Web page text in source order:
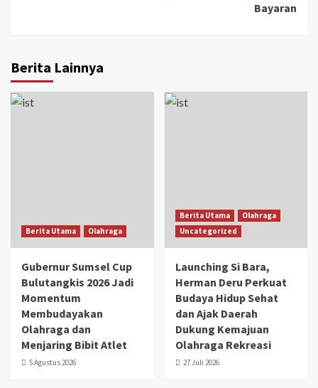
Bayaran
Berita Lainnya
Berita Utama Olahraga
Gubernur Sumsel Cup
Bulutangkis 2026 Jadi
Momentum
Membudayakan
Olahraga dan
Menjaring Bibit Atlet
5 Agustus 2026
Berita Utama
Olahraga
Uncategorized
Launching Si Bara,
Herman Deru Perkuat
Budaya Hidup Sehat
dan Ajak Daerah
Dukung Kemajuan
Olahraga Rekreasi
27 Juli 2026